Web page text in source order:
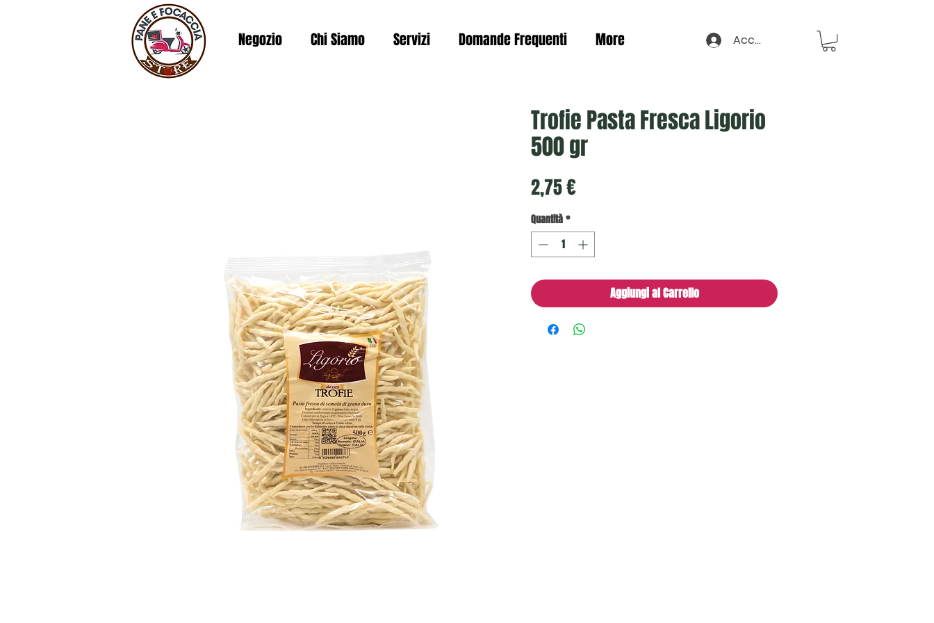
Negozio Chi Siamo Servizi Domande Frequenti More Accedi
Trofie Pasta Fresca Ligorio
500 gr
2,75 €Prezzo
Quantità*
Aggiungi al Carrello